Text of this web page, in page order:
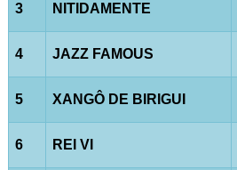
3 NITIDAMENTE
4 JAZZ FAMOUS
5 XANGÔ DE BIRIGUI
6 REI VI